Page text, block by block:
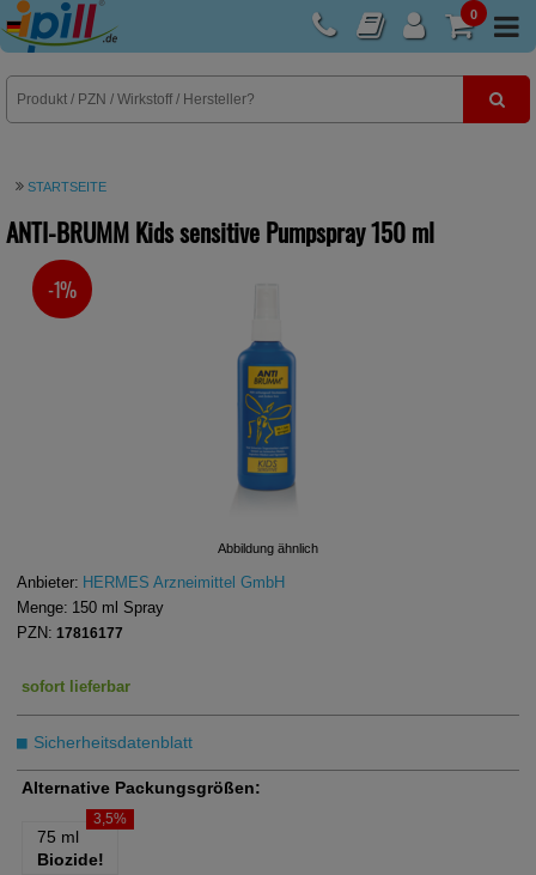
0
E-Rezept
STARTSEITE
ANTI-BRUMM Kids sensitive Pumpspray150 ml
Abbildung ähnlich
SIE SPAREN
-1%
Anbieter: HERMES Arzneimittel GmbH
Menge: 150 ml
Spray
PZN: 17816177
sofort lieferbar
Sicherheitsdatenblatt
Alternative Packungsgrößen:
75 ml
3,5%
Biozide!